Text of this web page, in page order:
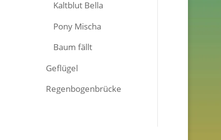
Kaltblut Bella
Pony Mischa
Baum fällt
Geflügel
Regenbogenbrücke